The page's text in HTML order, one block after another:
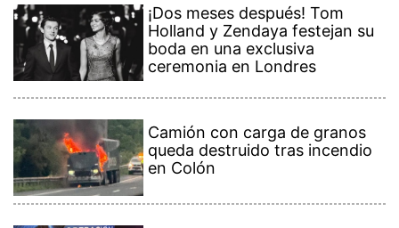
¡Dos meses después! Tom
Holland y Zendaya festejan su
boda en una exclusiva
ceremonia en Londres
Camión con carga de granos
queda destruido tras incendio
en Colón